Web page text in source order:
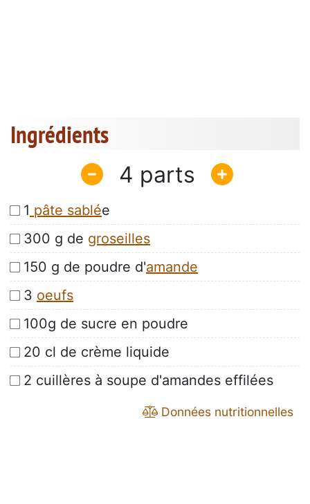
Ingrédients
4
1 pâte sablée
300 g de groseilles
150 g de poudre d'amande
3 oeufs
100g de sucre en poudre
20 cl de crème liquide
2 cuillères à soupe d'amandes effilées
Données nutritionnelles